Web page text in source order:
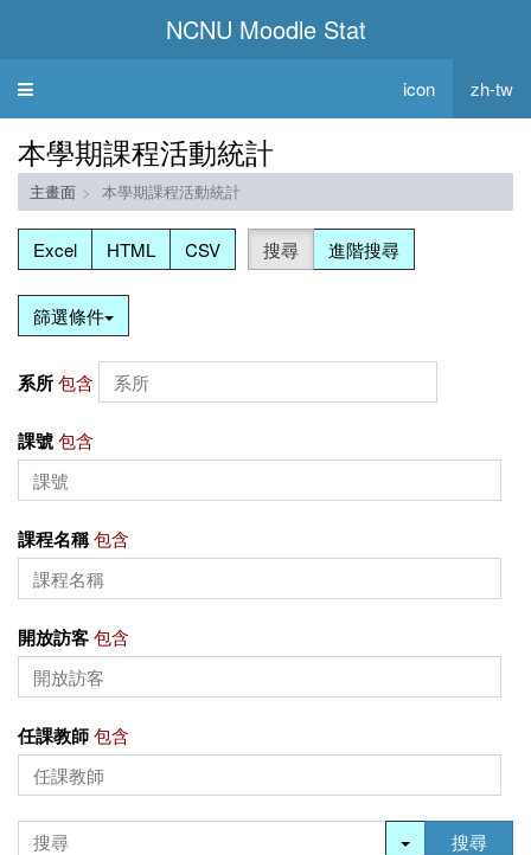
NCNU Moodle Stat
Toggle
icon zh-tw
本學期課程活動統計
主畫面 本學期課程活動統計
Excel HTML CSV 搜尋 進階搜尋
篩選條件
系所包含
課號包含
課程名稱包含
開放訪客包含
任課教師包含
搜尋